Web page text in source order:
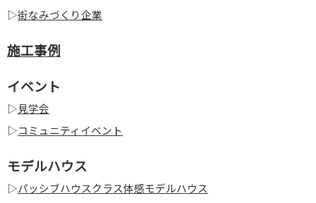
▷街なみづくり企業
施工事例
イベント
▷ 見学会
▷コミュニティイベント
モデルハウス
▷パッシブハウスクラス体感モデルハウス